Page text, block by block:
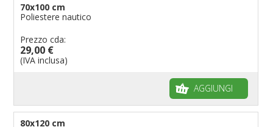
70x100 cm
Poliestere nautico
Prezzo cda:
29,00 €
(IVA inclusa)
AGGIUNGI
80x120 cm